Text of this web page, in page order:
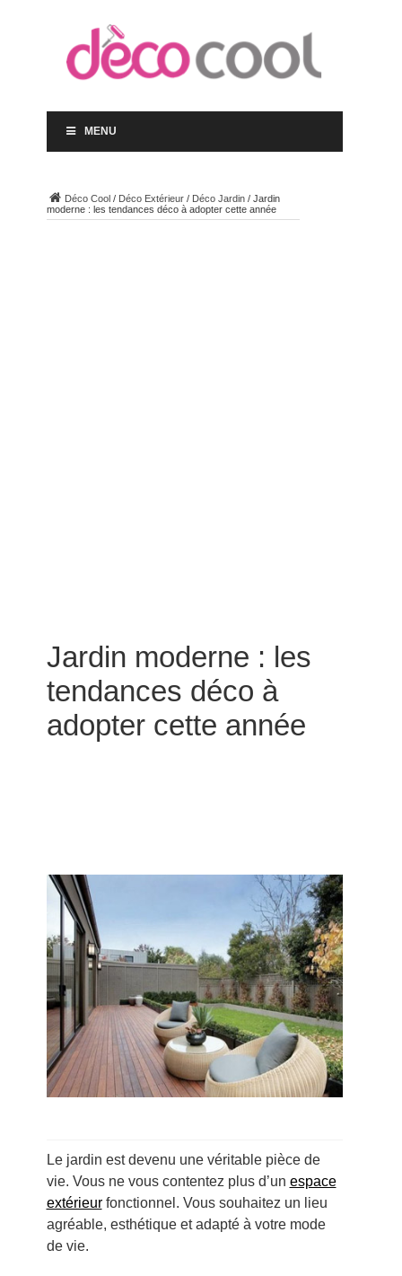
MENU
Déco Cool/ Déco Extérieur/ Déco Jardin/ Jardin
moderne : les tendances déco à adopter cette année
Jardin moderne : les
tendances déco à
adopter cette année
Le jardin est devenu une véritable pièce de
vie. Vous ne vous contentez plus d’un espace
extérieurfonctionnel. Vous souhaitez un lieu
agréable, esthétique et adapté à votre mode
de vie.